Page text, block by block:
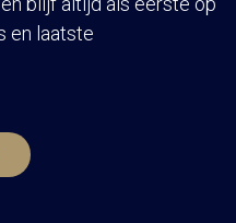
en laatste